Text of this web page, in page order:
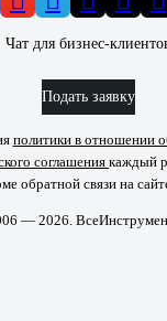
Чат для бизнес-
Подать заявку
политики в отношении
соглашения каждый
обратной связи на
— 2026.